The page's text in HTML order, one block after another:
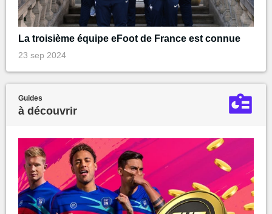
La troisième équipe eFoot de France est connue
23 sep 2024
Guides
à découvrir